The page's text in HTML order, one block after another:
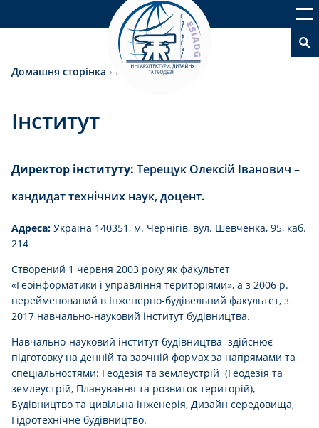
Домашня сторінка › Інститут
Інститут
Директор інституту: Терещук Олексій Іванович –
кандидат технічних наук, доцент.
Адреса: Україна 140351, м. Чернігів, вул. Шевченка, 95, каб.
214
Створений 1 червня 2003 року як факультет
«Геоінформатики і управління територіями», а з 2006 р.
перейменований в Інженерно-будівельний факультет, з
2017 навчально-науковий інститут будівництва.
Навчально-науковий інститут будівництва здійснює
підготовку на денній та заочній формах за напрямами та
спеціальностями: Геодезія та землеустрій (Геодезія та
землеустрій, Планування та розвиток територій),
Будівництво та цивільна інженерія, Дизайн середовища,
Гідротехнічне будівництво.